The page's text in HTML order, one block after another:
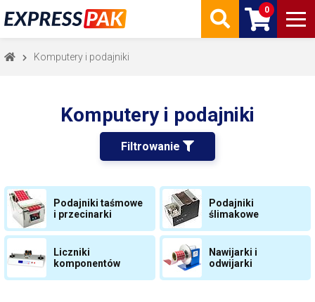
0
Komputery i podajniki
Komputery i podajniki
Filtrowanie
Podajniki taśmowe
i przecinarki
Podajniki
ślimakowe
Liczniki
komponentów
Nawijarki i
odwijarki